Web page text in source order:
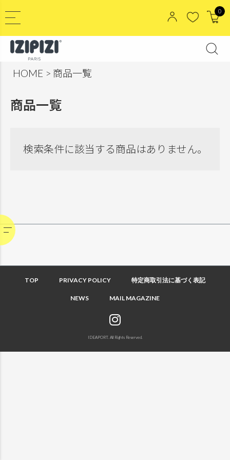
0
HOME 商品一覧
商品一覧
検索条件に該当する商品はありません。
TOP PRIVACY POLICY 特定商取引法に基づく表記
NEWS MAIL MAGAZINE
IDEAPORT. All Rights Reserved.